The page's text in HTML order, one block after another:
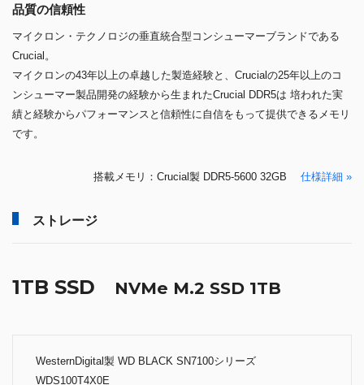
品質の信頼性
マイクロン・テクノロジの垂直統合型コンシューマーブランドである
Crucial。
マイクロンの43年以上の卓越した製造経験と、Crucialの25年以上のコ
ンシューマー製品開発の経験から生まれたCrucial DDR5は 培われた実
績と経験からパフォーマンスと信頼性に自信をもって提供できるメモリ
です。
搭載メモリ：Crucial製 DDR5-5600 32GB 仕様詳細 »
ストレージ
1TB SSD NVMe M.2 SSD 1TB
WesternDigital製 WD BLACK SN7100シリーズ
WDS100T4X0E